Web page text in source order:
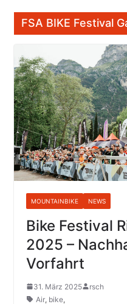
FSA BIKE Festival
MOUNTAINBIKE NEWS
Bike Festival
2025 –
Vorfahrt
31. März 2025
rsch
Air, bike,